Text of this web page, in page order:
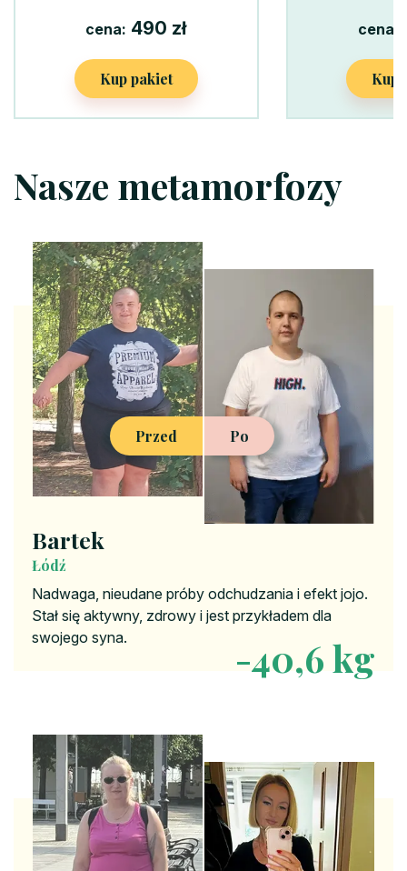
cena: 490 zł
Kup pakiet
cena:
Kup
Nasze metamorfozy
Przed Po
Bartek
Łódź
Nadwaga, nieudane próby odchudzania i efekt jojo.
Stał się aktywny, zdrowy i jest przykładem dla
swojego syna.
-40,6 kg